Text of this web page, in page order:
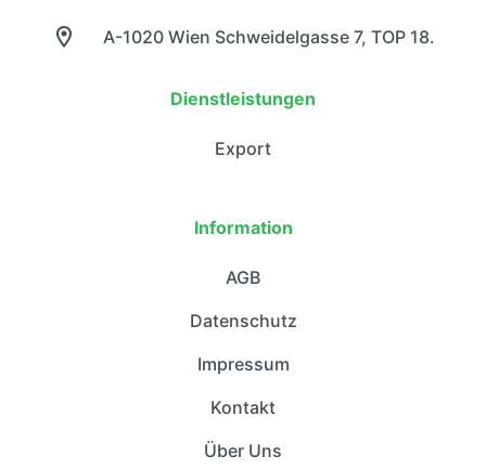
A-1020 Wien Schweidelgasse 7, TOP 18.
Dienstleistungen
Export
Information
AGB
Datenschutz
Impressum
Kontakt
Über Uns